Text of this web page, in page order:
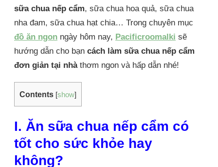
sữa chua nếp cẩm, sữa chua hoa quả, sữa chua
nha đam, sữa chua hạt chia… Trong chuyên mục
đồ ăn ngon ngày hôm nay, Pacificroomalki sẽ
hướng dẫn cho bạn cách làm sữa chua nếp cẩm
đơn giản tại nhàthơm ngon và hấp dẫn nhé!
Contents [show]
I. Ăn sữa chua nếp cẩm có
tốt cho sức khỏe hay
không?